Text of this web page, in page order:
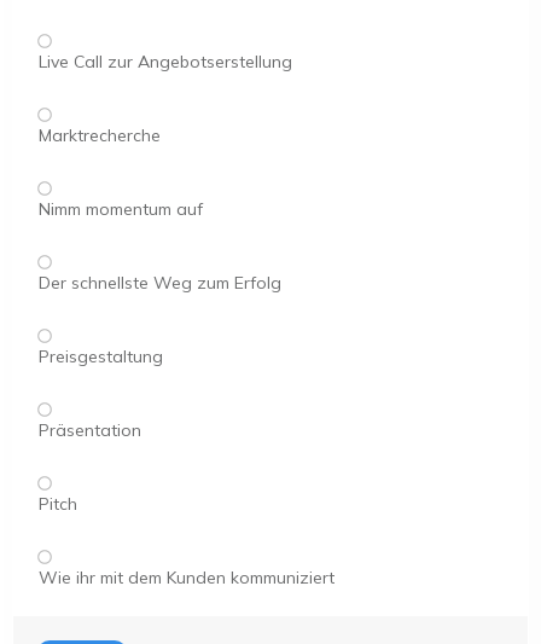
Live Call zur Angebotserstellung
Marktrecherche
Nimm momentum auf
Der schnellste Weg zum Erfolg
Preisgestaltung
Präsentation
Pitch
Wie ihr mit dem Kunden kommuniziert